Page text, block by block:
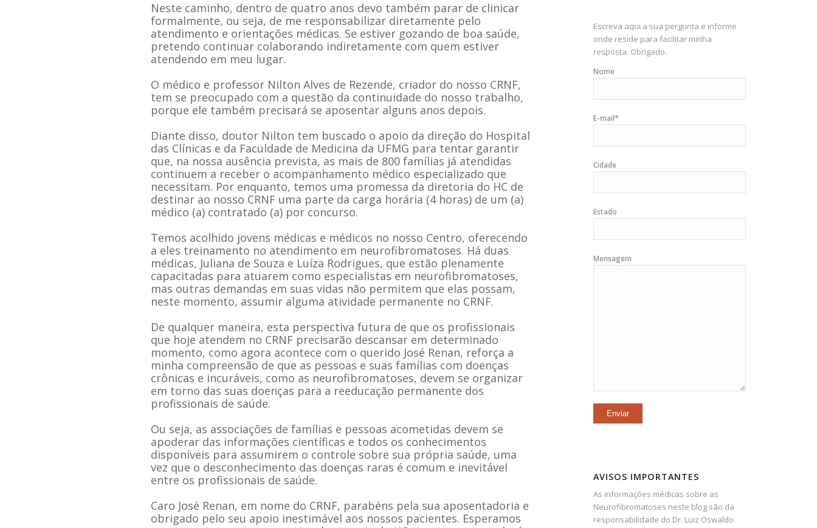
Neste caminho, dentro de quatro anos devo também parar de clinicar
formalmente, ou seja, de me responsabilizar diretamente pelo
atendimento e orientações médicas. Se estiver gozando de boa saúde,
pretendo continuar colaborando indiretamente com quem estiver
atendendo em meu lugar.
O médico e professor Nilton Alves de Rezende, criador do nosso CRNF,
tem se preocupado com a questão da continuidade do nosso trabalho,
porque ele também precisará se aposentar alguns anos depois.
Diante disso, doutor Nilton tem buscado o apoio da direção do Hospital
das Clínicas e da Faculdade de Medicina da UFMG para tentar garantir
que, na nossa ausência prevista, as mais de 800 famílias já atendidas
continuem a receber o acompanhamento médico especializado que
necessitam. Por enquanto, temos uma promessa da diretoria do HC de
destinar ao nosso CRNF uma parte da carga horária (4 horas) de um (a)
médico (a) contratado (a) por concurso.
Temos acolhido jovens médicas e médicos no nosso Centro, oferecendo
a eles treinamento no atendimento em neurofibromatoses. Há duas
médicas, Juliana de Souza e Luíza Rodrigues, que estão plenamente
capacitadas para atuarem como especialistas em neurofibromatoses,
mas outras demandas em suas vidas não permitem que elas possam,
neste momento, assumir alguma atividade permanente no CRNF.
De qualquer maneira, esta perspectiva futura de que os profissionais
que hoje atendem no CRNF precisarão descansar em determinado
momento, como agora acontece com o querido José Renan, reforça a
minha compreensão de que as pessoas e suas famílias com doenças
crônicas e incuráveis, como as neurofibromatoses, devem se organizar
em torno das suas doenças para a reeducação permanente dos
profissionais de saúde.
Ou seja, as associações de famílias e pessoas acometidas devem se
apoderar das informações científicas e todos os conhecimentos
disponíveis para assumirem o controle sobre sua própria saúde, uma
vez que o desconhecimento das doenças raras é comum e inevitável
entre os profissionais de saúde.
Caro José Renan, em nome do CRNF, parabéns pela sua aposentadoria e
obrigado pelo seu apoio inestimável aos nossos pacientes. Esperamos
Escreva aqui a sua pergunta e informe
onde reside para facilitar minha
resposta. Obrigado.
Nome
E-mail*
Cidade
Estado
Mensagem
AVISOS IMPORTANTES
As informações médicas sobre as
Neurofibromatoses neste blog são da
responsabilidade do Dr. Luiz Oswaldo